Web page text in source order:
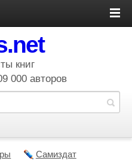
книг
000 авторов
Самиздат